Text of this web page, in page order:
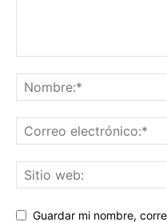
Guardar mi nombre,